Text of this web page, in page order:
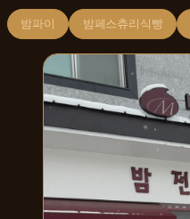
밤파이 밤페스츄리식빵